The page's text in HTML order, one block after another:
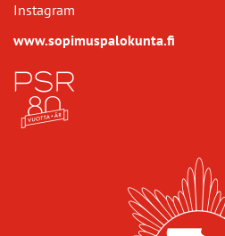
Instagram
www.sopimuspalokunta.fi